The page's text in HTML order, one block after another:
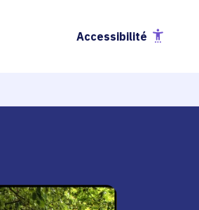
Accessibilité